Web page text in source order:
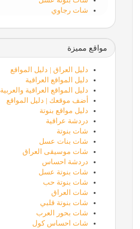
شات رجاوي
مواقع مميزة
دليل العراق | دليل المواقع
دليل المواقع العراقية
دليل المواقع العراقية والعربية
أضف موقعك | دليل المواقع
دليل مواقع بنوتة
دردشة عراقية
شات بنوتة
شات بنات عسل
شات موسيقى العراق
دردشة احساس
شات بنوتة عسل
شات بنوتة حب
شات العراق
شات بنوتة قلبي
شات بحور العرب
شات احساس كول